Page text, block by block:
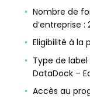
Nombre de
d’entreprise :
Eligibilité à la
Type de label
DataDock –
Accès au